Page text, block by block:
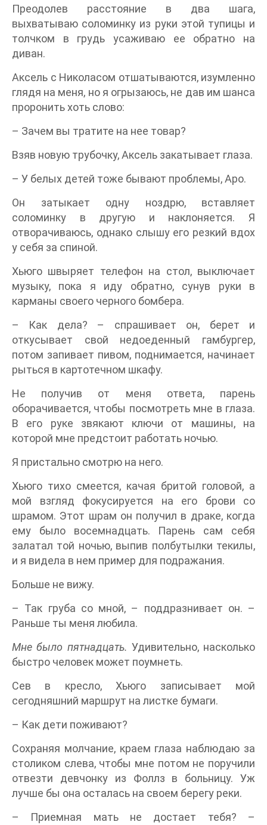
Преодолев расстояние в два шага,
выхватываю соломинку из руки этой тупицы и
толчком в грудь усаживаю ее обратно на
диван.
Аксель с Николасом отшатываются, изумленно
глядя на меня, но я огрызаюсь, не дав им шанса
проронить хоть слово:
– Зачем вы тратите на нее товар?
Взяв новую трубочку, Аксель закатывает глаза.
– У белых детей тоже бывают проблемы, Аро.
Он затыкает одну ноздрю, вставляет
соломинку в другую и наклоняется. Я
отворачиваюсь, однако слышу его резкий вдох
у себя за спиной.
Хьюго швыряет телефон на стол, выключает
музыку, пока я иду обратно, сунув руки в
карманы своего черного бомбера.
– Как дела? – спрашивает он, берет и
откусывает свой недоеденный гамбургер,
потом запивает пивом, поднимается, начинает
рыться в картотечном шкафу.
Не получив от меня ответа, парень
оборачивается, чтобы посмотреть мне в глаза.
В его руке звякают ключи от машины, на
которой мне предстоит работать ночью.
Я пристально смотрю на него.
Хьюго тихо смеется, качая бритой головой, а
мой взгляд фокусируется на его брови со
шрамом. Этот шрам он получил в драке, когда
ему было восемнадцать. Парень сам себя
залатал той ночью, выпив полбутылки текилы,
и я видела в нем пример для подражания.
Больше не вижу.
– Так груба со мной, – поддразнивает он. –
Раньше ты меня любила.
Мне было пятнадцать. Удивительно, насколько
быстро человек может поумнеть.
Сев в кресло, Хьюго записывает мой
сегодняшний маршрут на листке бумаги.
– Как дети поживают?
Сохраняя молчание, краем глаза наблюдаю за
столиком слева, чтобы мне потом не поручили
отвезти девчонку из Фоллз в больницу. Уж
лучше бы она осталась на своем берегу реки.
– Приемная мать не достает тебя? –